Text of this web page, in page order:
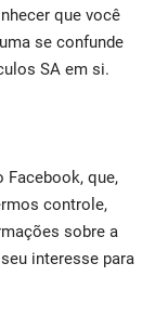
que você
se confunde
SA em si.
Facebook, que,
controle,
sobre a
interesse para